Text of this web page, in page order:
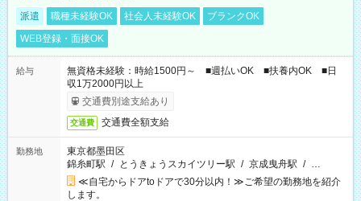
派遣 職種未経験OK 社会人未経験OK
ブランクOK
WEB登録・面接OK
給与
無資格未経験：時給1500円～ ■週払いOK ■扶養内OK ■日
収1万2000円以上
交通費別途支給あり
交通費 交通費全額支給
勤務地
東京都墨田区
錦糸町駅 / とうきょうスカイツリー駅 / 京成曳舟駅 / …
≪自宅からドアtoドアで30分以内！≫ご希望の勤務地を紹介
します。